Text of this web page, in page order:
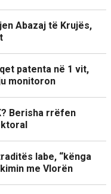
Abazaj të Krujës,
patenta në 1 vit,
monitoron
Berisha rrëfen
labe, “kënga
me Vlorën